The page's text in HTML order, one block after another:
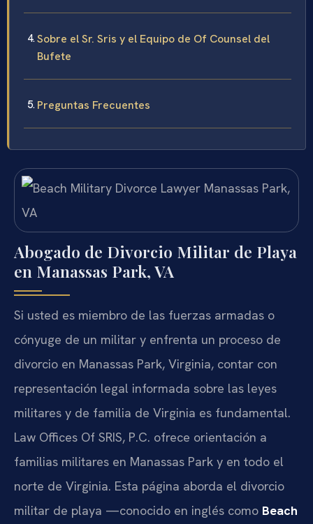
Sobre el Sr. Sris y el Equipo de Of Counsel del
Bufete
Preguntas Frecuentes
Abogado de Divorcio Militar de Playa
en Manassas Park, VA
Si usted es miembro de las fuerzas armadas o
cónyuge de un militar y enfrenta un proceso de
divorcio en Manassas Park, Virginia, contar con
representación legal informada sobre las leyes
militares y de familia de Virginia es fundamental.
Law Offices Of SRIS, P.C. ofrece orientación a
familias militares en Manassas Park y en todo el
norte de Virginia. Esta página aborda el divorcio
militar de playa —conocido en inglés como Beach